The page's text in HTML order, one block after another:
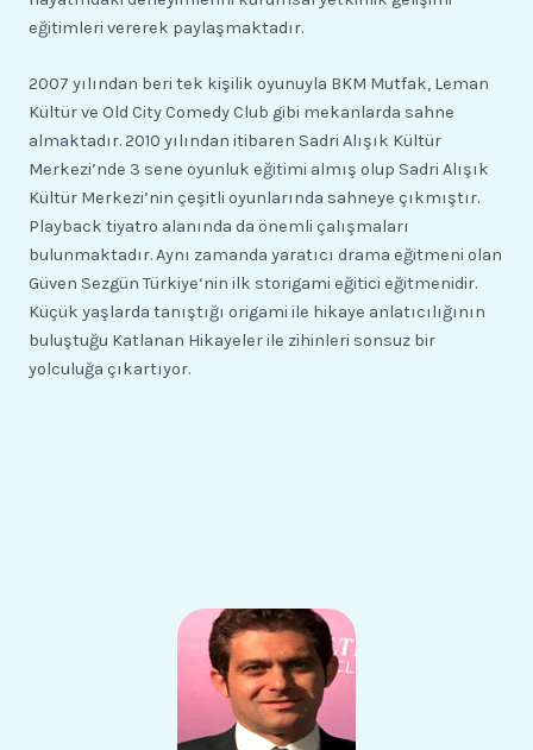
eğitimleri vererek paylaşmaktadır.
2007 yılından beri tek kişilik oyunuyla BKM Mutfak, Leman
Kültür ve Old City Comedy Club gibi mekanlarda sahne
almaktadır. 2010 yılından itibaren Sadri Alışık Kültür
Merkezi’nde 3 sene oyunluk eğitimi almış olup Sadri Alışık
Kültür Merkezi’nin çeşitli oyunlarında sahneye çıkmıştır.
Playback tiyatro alanında da önemli çalışmaları
bulunmaktadır. Aynı zamanda yaratıcı drama eğitmeni olan
Güven Sezgün Türkiye‘nin ilk storigami eğitici eğitmenidir.
Küçük yaşlarda tanıştığı origami ile hikaye anlatıcılığının
buluştuğu Katlanan Hikayeler ile zihinleri sonsuz bir
yolculuğa çıkartıyor.